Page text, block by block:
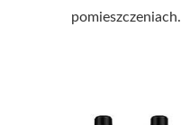
pomieszczeniach.